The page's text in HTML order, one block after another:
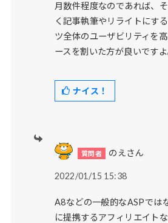
月数件程度なのであれば、
く記事執筆やリライトにす
ツ全体のユーザビリティを
ースを割いた方が良いですよ
ナイス！
のえさん
2022/01/15 15:38
A8などの一般的なASPでは
に提携するアフィリエイトな